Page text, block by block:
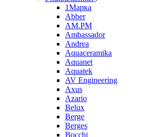
1Марка
Abber
AM.PM
Ambassador
Andrea
Aquaceramika
Aquanet
Aquatek
AV Engineering
Axus
Azario
Belux
Berge
Berges
Bocchi